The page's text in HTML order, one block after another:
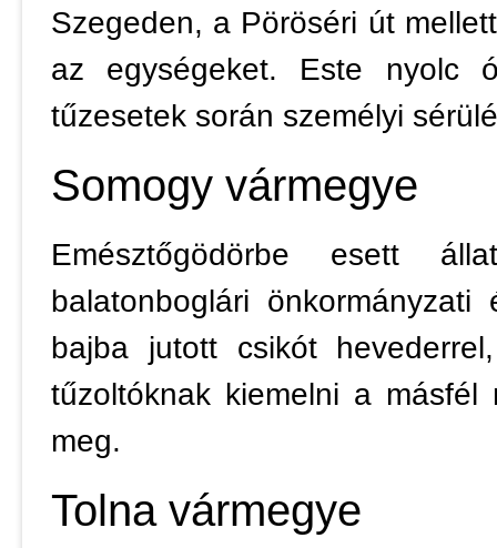
Szegeden, a Pöröséri út
az egységeket. Este nyolc
tűzesetek során személyi
Somogy vármegye
Emésztőgödörbe esett
balatonboglári
bajba jutott csikót
tűzoltóknak kiemelni a
meg.
Tolna vármegye